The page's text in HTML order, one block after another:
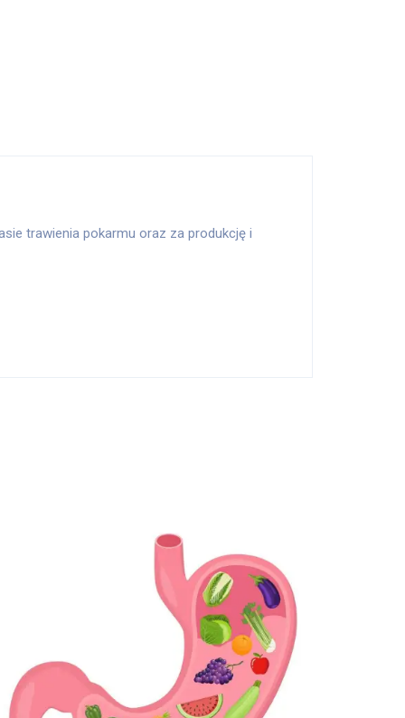
trawienia pokarmu oraz za produkcję i